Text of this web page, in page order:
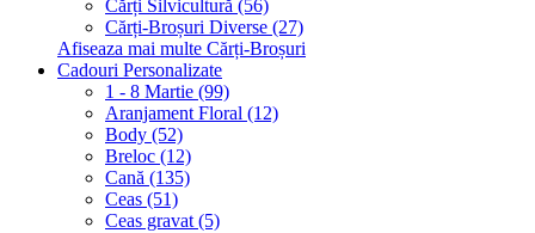
Cărți Silvicultură (56)
Cărți-Broșuri Diverse (27)
Afiseaza mai multe Cărți-Broșuri
Cadouri Personalizate
1 - 8 Martie (99)
Aranjament Floral (12)
Body (52)
Breloc (12)
Cană (135)
Ceas (51)
Ceas gravat (5)